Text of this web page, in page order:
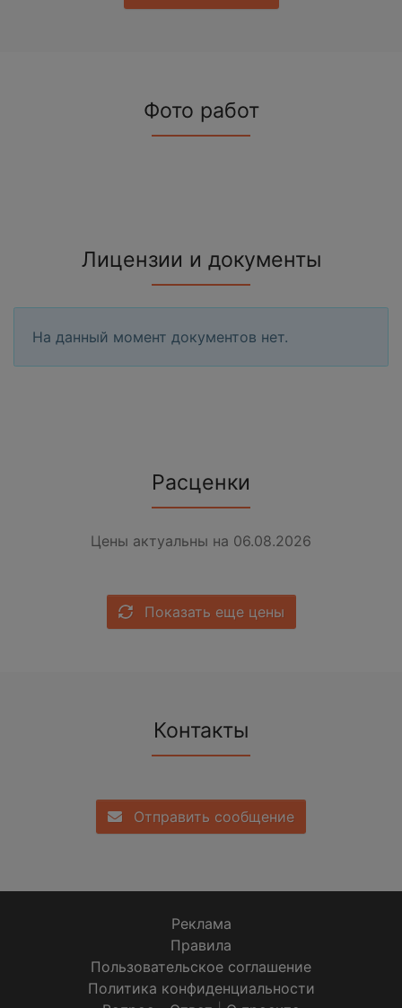
Фото работ
Лицензии и документы
На данный момент документов нет.
Расценки
Цены актуальны на 06.08.2026
Показать еще цены
Контакты
Отправить сообщение
Реклама
Правила
Пользовательское соглашение
Политика конфиденциальности